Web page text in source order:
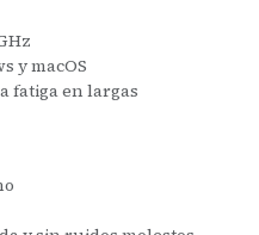
y macOS
fatiga en largas